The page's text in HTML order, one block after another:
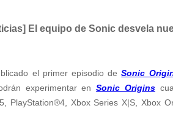
El equipo de Sonic desvela
el primer episodio deSonic
experimentar enSonic Origins
PlayStation®4, Xbox Series X|S,